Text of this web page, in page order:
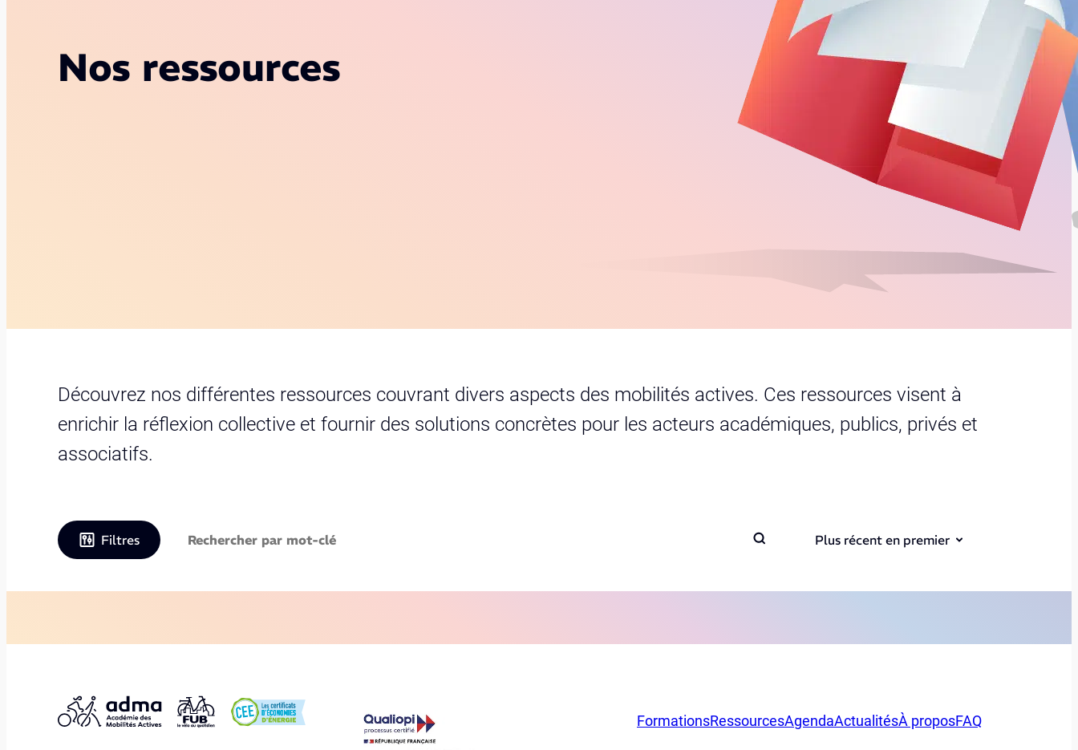
Nos ressources
Découvrez nos différentes ressources couvrant divers aspects des mobilités actives. Ces ressources visent à
enrichir la réflexion collective et fournir des solutions concrètes pour les acteurs académiques, publics, privés et
associatifs.
Filtres Plus récent en premier
FormationsRessourcesAgendaActualitésÀ proposFAQ